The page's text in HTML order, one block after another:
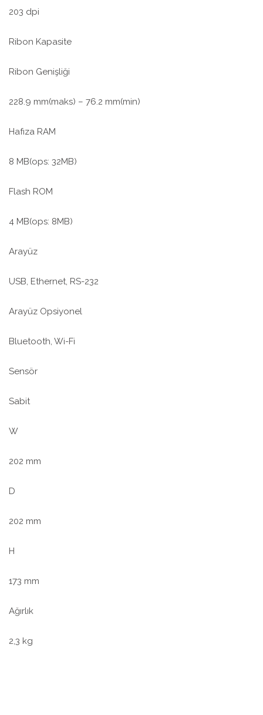
203 dpi
Ribon Kapasite
Ribon Genişliği
228.9 mm(maks) – 76.2 mm(min)
Hafıza RAM
8 MB(ops: 32MB)
Flash ROM
4 MB(ops: 8MB)
Arayüz
USB, Ethernet, RS-232
Arayüz Opsiyonel
Bluetooth, Wi-Fi
Sensör
Sabit
W
202 mm
D
202 mm
H
173 mm
Ağırlık
2,3 kg